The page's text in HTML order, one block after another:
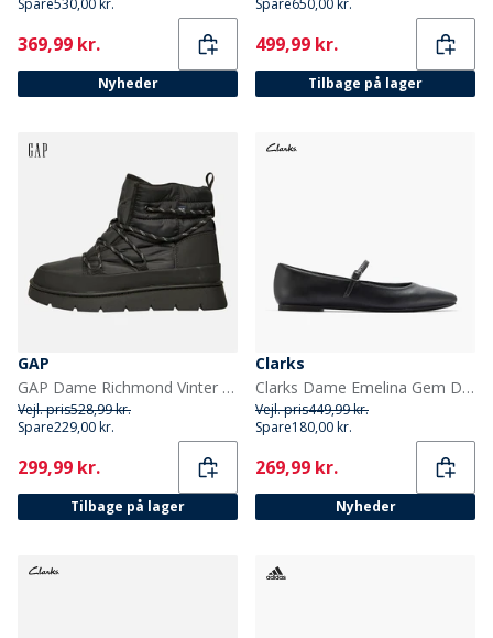
Spare530,00 kr.
Current
369,99 kr.
Nyheder
Spare650,00 kr.
Current
499,99 kr.
Tilbage på lager
GAP
GAP Dame Richmond Vinter Høj Sne Støvler Sort
Vejl. pris528,99 kr.
Spare229,00 kr.
Current
299,99 kr.
Tilbage på lager
Clarks
Clarks Dame Emelina Gem D-Fit Flade Sko Sort
Vejl. pris449,99 kr.
Spare180,00 kr.
Current
269,99 kr.
Nyheder